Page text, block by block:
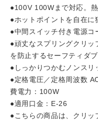
●100V 100Wまで対応。
●ホットポイントを自在に
●中間スイッチ付き電源コ
●頑丈なスプリングクリ
を防止するセーフティダブ
●しっかりつかむノンスリ
●定格電圧／定格周波数
費電力：100W
●適用口金：E-26
●こちらの商品は、クリッ